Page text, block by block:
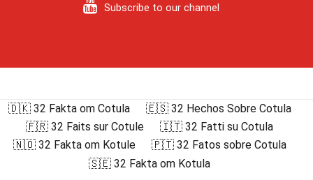
Subscribe to our channel
🇩🇰 32 Fakta om Cotula
🇪🇸 32 Hechos Sobre Cotula
🇫🇷 32 Faits sur Cotule
🇮🇹 32 Fatti su Cotula
🇳🇴 32 Fakta om Kotule
🇵🇹 32 Fatos sobre Cotula
🇸🇪 32 Fakta om Kotula